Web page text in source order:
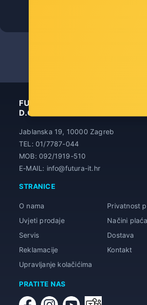
FUTURA INFORMATIČKA
D.O.O.
Jablanska 19, 10000 Zagreb
TEL: 01/7787-044
MOB: 092/1919-510
E-MAIL: info@futura-it.hr
STRANICE
O nama
Privatnost
Uvjeti prodaje
Načini
Servis
Dostava
Reklamacije
Kontakt
Upravljanje kolačićima
PRATITE NAS